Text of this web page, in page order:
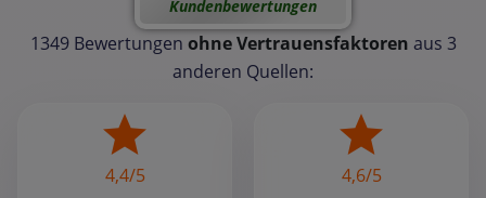
Kundenbewertungen
1349 Bewertungen ohne Vertrauensfaktoren aus 3
anderen Quellen:
4,4/5
4,6/5